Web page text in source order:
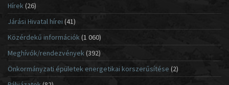
Hírek(26)
Járási Hivatal hírei (41)
Közérdekű információk(1 060)
Meghívók/rendezvények (392)
Önkormányzati épületek energetikai korszerűsítése (2)